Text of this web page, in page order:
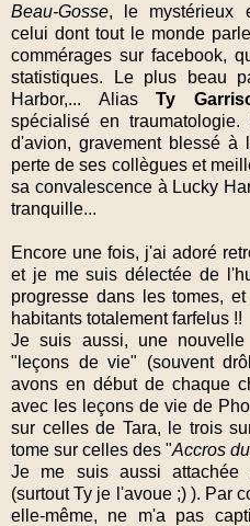
Beau-Gosse, le mystérieux
celui dont tout le monde
commérages sur facebook,
statistiques. Le plus beau
Harbor,... Alias Ty
spécialisé en
d'avion, gravement blessé à
perte de ses collègues et
sa convalescence à Lucky
tranquille...
Encore une fois, j'ai adoré
et je me suis délectée de
progresse dans les tomes,
habitants totalement farfelus !!
Je suis aussi, une
"leçons de vie" (souvent
avons en début de chaque
avec les leçons de vie de
sur celles de Tara, le trois
tome sur celles des "Accros
Je me suis aussi attachée
(surtout Ty je l'avoue ;) ). Par
elle-même, ne m'a pas